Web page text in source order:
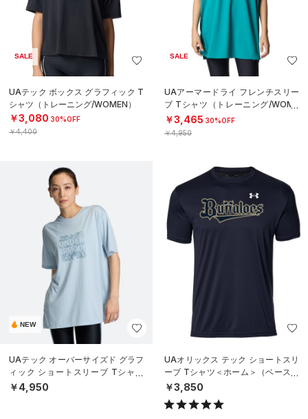
SALE
UAテック ボックス グラフィック T
シャツ（トレーニング/WOMEN）
￥3,080 30%OFF
￥4,400
SALE
UAアーマードライ フレンチスリー
ブ Tシャツ（トレーニング/WOME
N）
￥3,465 30%OFF
￥4,950
NEW
UAテック オーバーサイズド グラフ
ィック ショートスリーブ Tシャツ
（トレーニング/WOMEN）
￥4,950
UAオリックス テック ショートスリ
ーブ Tシャツ＜ホーム＞（ベースボ
ール/UNISEX）
￥3,850